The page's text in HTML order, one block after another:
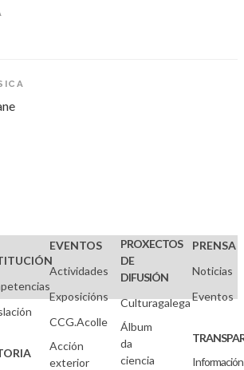
EVENTOS
Actividades
Exposicións
CCG.Acolle
Acción
exterior
PROXECTOS
DE
DIFUSIÓN
Culturagalega
Álbum
da
ciencia
PRENSA
Noticias
Eventos
Información